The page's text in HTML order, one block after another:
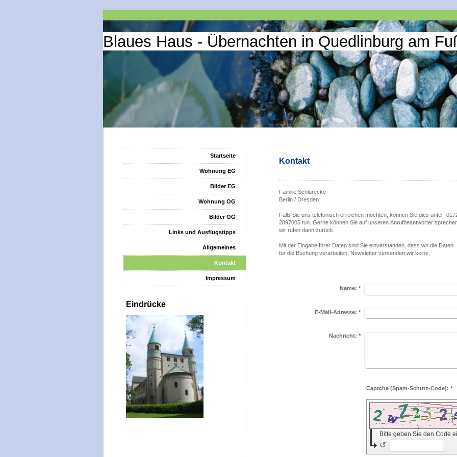
Blaues Haus - Übernachten in Quedlinburg am
Kontakt
Familie Schlurecke
Berlin / Dresden
Falls Sie uns telefonisch erreichen möchten, können Sie dies unter
2897005 tun. Gerne können Sie auf unseren Anrufbeantworter
wir rufen dann zurück.
Mit der Eingabe Ihrer Daten sind Sie einverstanden, dass wir die Daten
für die Buchung verarbeiten. Newsletter versenden wir keine,
Name: *
E-Mail-Adresse: *
Nachricht: *
Captcha (Spam-Schutz-Code): *
Bitte geben Sie den Code
↺
Startseite
Wohnung EG
Bilder EG
Wohnung OG
Bilder OG
Links und Ausflugstipps
Allgemeines
Kontakt
Impressum
Eindrücke